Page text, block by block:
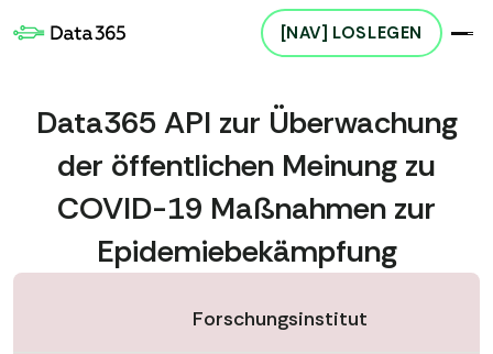
Data365 API zur Überwachung
der öffentlichen Meinung zu
COVID-19 Maßnahmen zur
Epidemiebekämpfung
Forschungsinstitut
[NAV] LOSLEGEN